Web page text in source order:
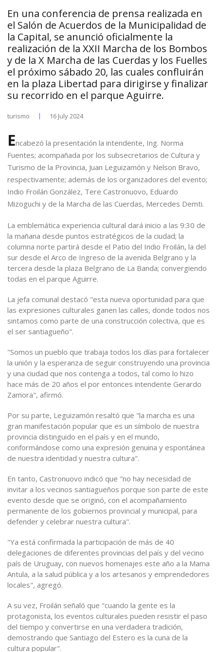
En una conferencia de prensa realizada en
el Salón de Acuerdos de la Municipalidad de
la Capital, se anunció oficialmente la
realización de la XXII Marcha de los Bombos
y de la X Marcha de las Cuerdas y los Fuelles
el próximo sábado 20, las cuales confluirán
en la plaza Libertad para dirigirse y finalizar
su recorrido en el parque Aguirre.
turismo 16 July 2024
Encabezó la presentación la intendente, Ing. Norma
Fuentes; acompañada por los subsecretarios de Cultura y
Turismo de la Provincia, Juan Leguizamón y Nelson Bravo,
respectivamente; además de los organizadores del evento;
Indio Froilán González, Tere Castronuovo, Eduardo
Mizoguchi y de la Marcha de las Cuerdas, Mercedes Demti.
La emblemática experiencia cultural dará inicio a las 9:30 de
la mañana desde puntos estratégicos de la ciudad; la
columna norte partirá desde el Patio del Indio Froilán, la del
sur desde el Arco de Ingreso de la avenida Belgrano y la
tercera desde la plaza Belgrano de La Banda; convergiendo
todas en el parque Aguirre.
La jefa comunal destacó "esta nueva oportunidad para que
las expresiones culturales ganen las calles, donde todos nos
sintamos como parte de una construcción colectiva, que es
el ser santiagueño".
"Somos un pueblo que trabaja todos los días para fortalecer
la unión y la esperanza de seguir construyendo una provincia
y una ciudad que nos contenga a todos, tal como lo hizo
hace más de 20 años el por entonces intendente Gerardo
Zamora", afirmó.
Por su parte, Leguizamón resaltó que "la marcha es una
gran manifestación popular que es un símbolo de nuestra
provincia distinguido en el país y en el mundo,
conformándose como una expresión genuina y espontánea
de nuestra identidad y nuestra cultura".
En tanto, Castronuovo indicó que "no hay necesidad de
invitar a los vecinos santiagueños porque son parte de este
evento desde que se originó, con el acompañamiento
permanente de los gobiernos provincial y municipal, para
defender y celebrar nuestra cultura".
"Ya está confirmada la participación de más de 40
delegaciones de diferentes provincias del país y del vecino
país de Uruguay, con nuevos homenajes este año a la Mama
Antula, a la salud pública y a los artesanos y emprendedores
locales", agregó.
A su vez, Froilán señaló que "cuando la gente es la
protagonista, los eventos culturales pueden resistir el paso
del tiempo y convertirse en una verdadera tradición,
demostrando que Santiago del Estero es la cuna de la
cultura popular".